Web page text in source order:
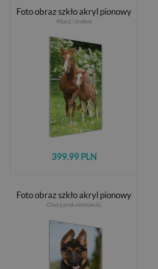
Foto obraz szkło akryl pionowy
Klacz i źrebię
399.99 PLN
Foto obraz szkło akryl pionowy
Owczarek niemiecki